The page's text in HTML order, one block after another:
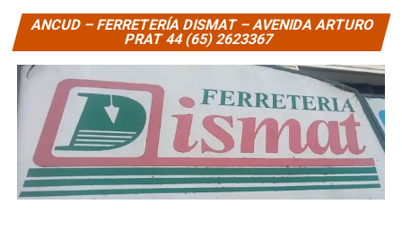
ANCUD – FERRETERÍA DISMAT – AVENIDA ARTURO
PRAT 44 (65) 2623367